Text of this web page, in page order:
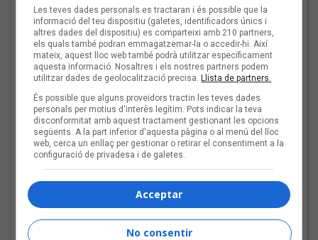
Arriba la 22a edició del cicle que el CAT organitza per la Festa
Major de Gràcia, del 15 al 21 d'agost
Les veus dels himnes del
futbol català: Carles
Cases
Joana Gomila:
«L’algoritme eren els
amics, entrar dins un
bar, anar a un concert, la
revista de torn»
Les teves dades personals es tractaran i és possible que la
informació del teu dispositiu (galetes, identificadors únics i
altres dades del dispositiu) es comparteixi amb 210 partners,
els quals també podran emmagatzemar-la o accedir-hi. Així
mateix, aquest lloc web també podrà utilitzar específicament
aquesta informació. Nosaltres i els nostres partners podem
utilitzar dades de geolocalització precisa.Llista de partners.
És possible que alguns proveïdors tractin les teves dades
personals per motius d'interès legítim. Pots indicar la teva
disconformitat amb aquest tractament gestionant les opcions
següents. A la part inferior d'aquesta pàgina o al menú del lloc
web, cerca un enllaç per gestionar o retirar el consentiment a la
configuració de privadesa i de galetes.
Acceptar
No consentir